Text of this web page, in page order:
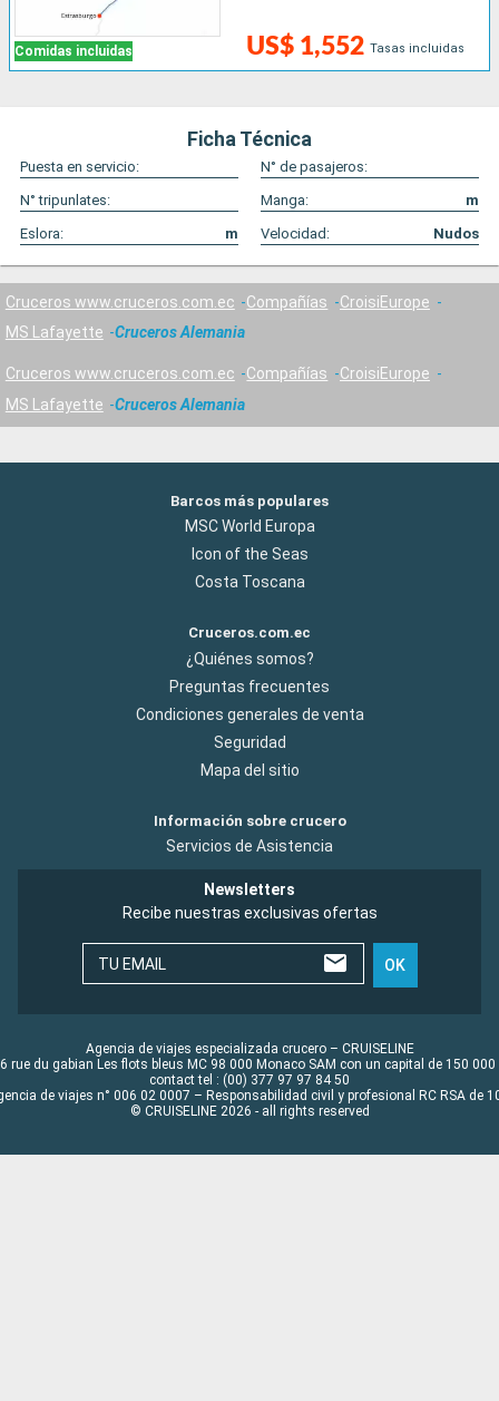
Comidas incluidas US$ 1,552 Tasas incluidas
Ficha Técnica
Puesta en servicio:
N° de pasajeros:
N° tripunlates:
Manga:
m
Eslora:
m Velocidad: Nudos
Cruceros www.cruceros.com.ec Compañías
CroisiEurope
MS Lafayette
Cruceros Alemania
Cruceros www.cruceros.com.ec Compañías
CroisiEurope
MS Lafayette
Cruceros Alemania
Barcos más populares
MSC World Europa
Icon of the Seas
Costa Toscana
Cruceros.com.ec
¿Quiénes somos?
Preguntas frecuentes
Condiciones generales de venta
Seguridad
Mapa del sitio
Información sobre crucero
Servicios de Asistencia
Newsletters
Recibe nuestras exclusivas ofertas
TU EMAIL OK
Agencia de viajes especializada crucero – CRUISELINE
rue du gabian Les flots bleus MC 98 000 Monaco SAM con un capital de 150 000
contact tel : (00) 377 97 97 84 50
de viajes n° 006 02 0007 – Responsabilidad civil y profesional RC RSA de
© CRUISELINE 2026 - all rights reserved